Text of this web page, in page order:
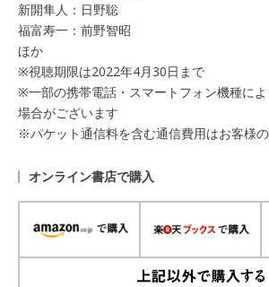
新開隼人：日野聡
福富寿一：前野智昭
ほか
※視聴期限は2022年4月30日まで
※一部の携帯電話・スマートフォン機種に
場合がございます
※パケット通信料を含む通信費用はお客様
オンライン書店で購入